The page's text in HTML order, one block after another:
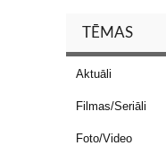
TĒMAS
Aktuāli
Filmas/Seriāli
Foto/Video